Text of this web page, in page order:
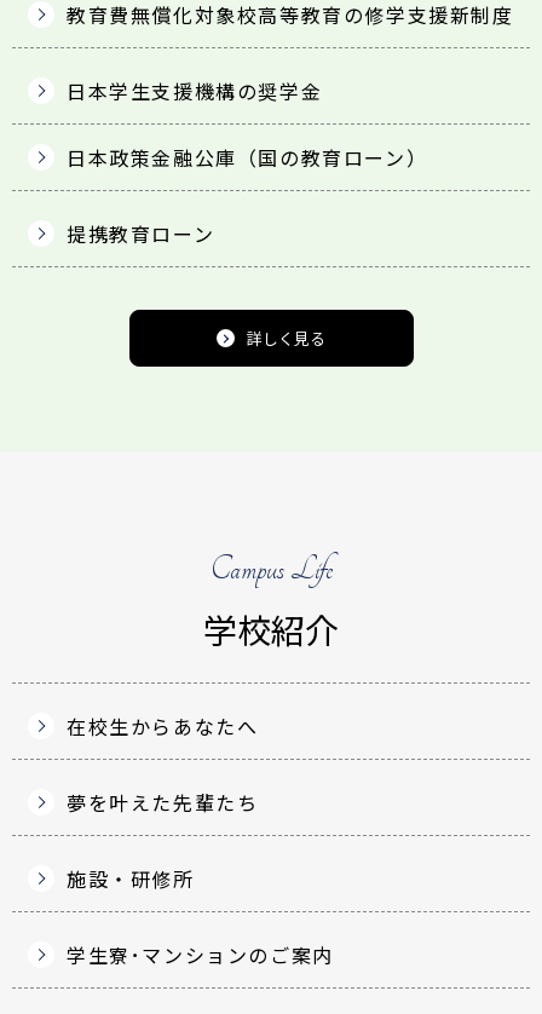
教育費無償化対象校高等教育の修学支援新制度
日本学生支援機構の奨学金
日本政策金融公庫 （国の教育ローン）
提携教育ローン
詳しく見る
Campus Life
学校紹介
在校生からあなたへ
夢を叶えた先輩たち
施設・研修所
学生寮･マンションのご案内